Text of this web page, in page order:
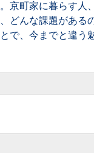
京町家に暮らす人
どんな課題があ
で、今までと違う